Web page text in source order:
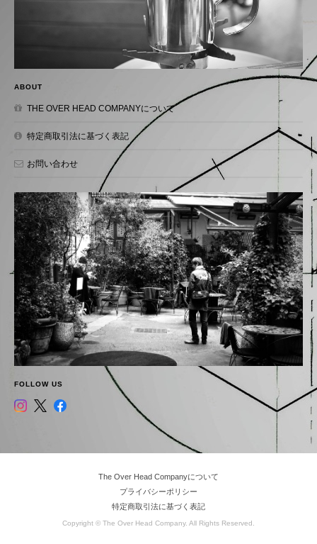
ABOUT
THE OVER HEAD COMPANYについて
特定商取引法に基づく表記
お問い合わせ
FOLLOW US
The Over Head Companyについて
プライバシーポリシー
特定商取引法に基づく表記
Copyright © The Over Head Company. All Rights Reserved.